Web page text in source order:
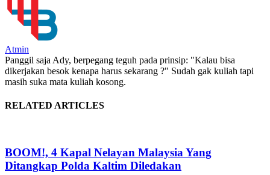
Atmin
Panggil saja Ady, berpegang teguh pada prinsip: "Kalau bisa
dikerjakan besok kenapa harus sekarang ?" Sudah gak kuliah tapi
masih suka mata kuliah kosong.
RELATED ARTICLES
BOOM!, 4 Kapal Nelayan Malaysia Yang
Ditangkap Polda Kaltim Diledakan